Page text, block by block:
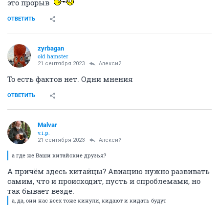
это прорыв
ОТВЕТИТЬ
zyrbagan
old hamster
21 сентября 2023 Алексий
То есть фактов нет. Одни мнения
ОТВЕТИТЬ
Malvar
v.i.p.
21 сентября 2023 Алексий
а где же Ваши китайские друзья?
А причём здесь китайцы? Авиацию нужно развивать
самим, что и происходит, пусть и спроблемами, но
так бывает везде.
а, да, они нас всех тоже кинули, кидают и кидать будут